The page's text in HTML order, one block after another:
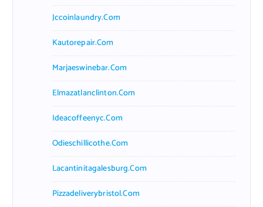
Jccoinlaundry.com
Kautorepair.com
Marjaeswinebar.com
Elmazatlanclinton.com
Ideacoffeenyc.com
Odieschillicothe.com
Lacantinitagalesburg.com
Pizzadeliverybristol.com